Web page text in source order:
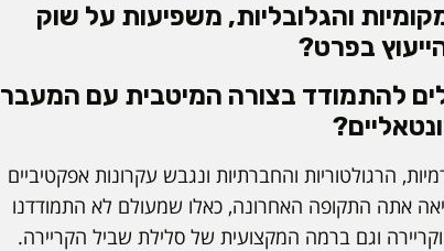
והגלובליות, משפיעות על שוק
בפרט?
להתמודד בצורה המיטבית עם המעבר
הרגולטוריות והחברתיות ונגבש עקרונות אפקטיביים
אתה התקופה האחרונה, כאלו שמעולם לא התמודדנו
וגם ברמה המקצועית של סלילת שביל הקריירה.